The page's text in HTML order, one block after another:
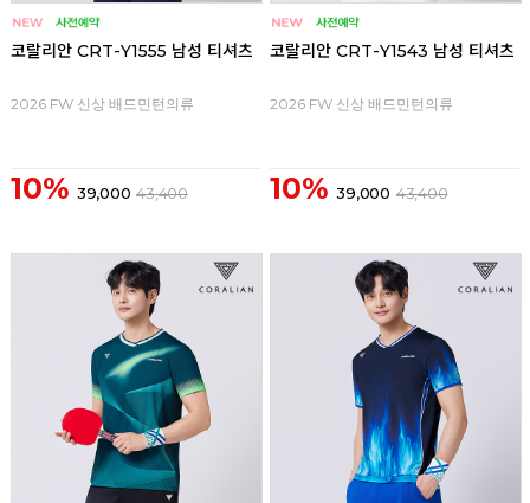
코랄리안 CRT-Y1555 남성 티셔츠
2026 FW 신상 배드민턴의류
10% 39,000 43,400
코랄리안 CRT-Y1543 남성 티셔츠
2026 FW 신상 배드민턴의류
10% 39,000 43,400